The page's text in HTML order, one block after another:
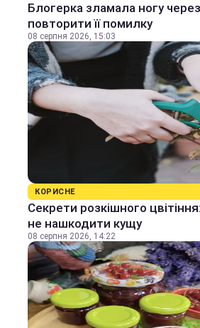
Блогерка зламала ногу
повторити її помилку
08 серпня 2026, 15:03
КОРИСНЕ
Секрети розкішного
не нашкодити кущу
08 серпня 2026, 14:22